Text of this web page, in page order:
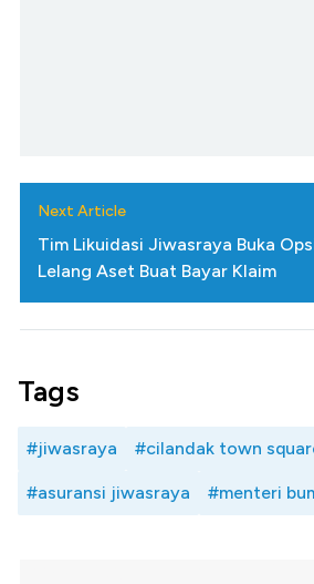
Next Article
Tim Likuidasi Jiwasraya Buka
Lelang Aset Buat Bayar Klaim
Tags
#jiwasraya #cilandak town
#asuransi jiwasraya #menteri